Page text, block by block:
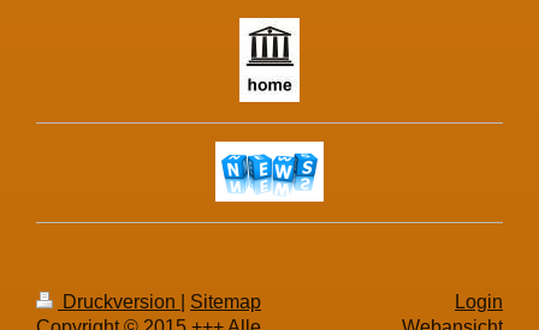
Druckversion
Sitemap
Login